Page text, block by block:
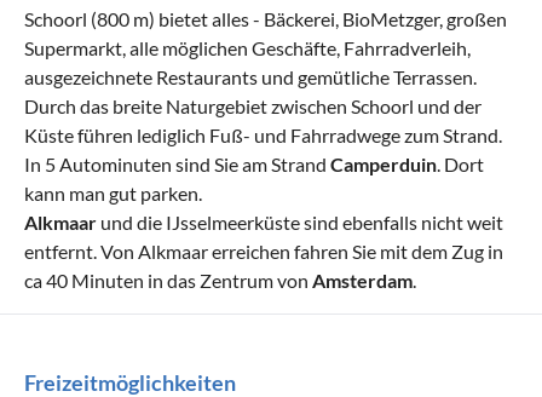
Schoorl (800 m) bietet alles - Bäckerei, BioMetzger, großen
Supermarkt, alle möglichen Geschäfte, Fahrradverleih,
ausgezeichnete Restaurants und gemütliche Terrassen.
Durch das breite Naturgebiet zwischen Schoorl und der
Küste führen lediglich Fuß- und Fahrradwege zum Strand.
In 5 Autominuten sind Sie am Strand Camperduin . Dort
kann man gut parken.
Alkmaar und die IJsselmeerküste sind ebenfalls nicht weit
entfernt. Von Alkmaar erreichen fahren Sie mit dem Zug in
ca 40 Minuten in das Zentrum von Amsterdam
Freizeitmöglichkeiten